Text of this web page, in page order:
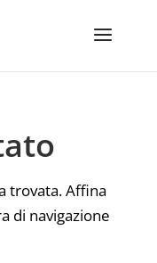
trovata. Affina
di navigazione